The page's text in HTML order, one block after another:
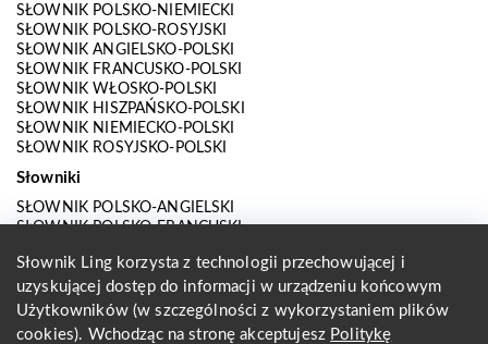
SŁOWNIK POLSKO-NIEMIECKI
SŁOWNIK POLSKO-ROSYJSKI
SŁOWNIK ANGIELSKO-POLSKI
SŁOWNIK FRANCUSKO-POLSKI
SŁOWNIK WŁOSKO-POLSKI
SŁOWNIK HISZPAŃSKO-POLSKI
SŁOWNIK NIEMIECKO-POLSKI
SŁOWNIK ROSYJSKO-POLSKI
Słowniki
SŁOWNIK POLSKO-ANGIELSKI
SŁOWNIK POLSKO-FRANCUSKI
SŁOWNIK POLSKO-HISZPAŃSKI
SŁOWNIK POLSKO-NIEMIECKI
SŁOWNIK POLSKO-ROSYJSKI
SŁOWNIK ANGIELSKO-POLSKI
Słownik Ling korzysta z technologii przechowującej i
uzyskującej dostęp do informacji w urządzeniu końcowym
Użytkowników (w szczególności z wykorzystaniem plików
cookies). Wchodząc na stronę akceptujesz Politykę